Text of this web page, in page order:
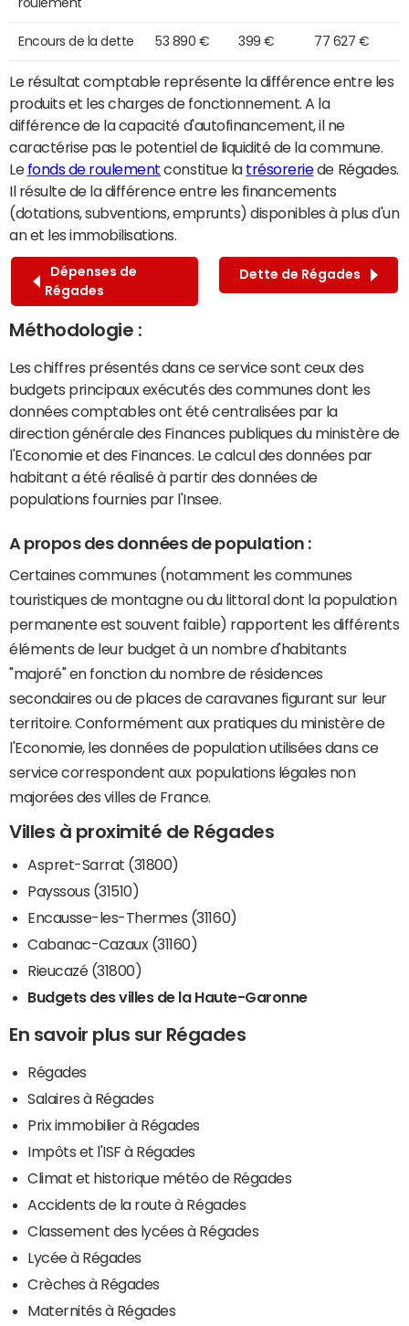
Encours de la dette 53 890 € 399 € 77 627 €
Le résultat comptable représente la différence entre les
produits et les charges de fonctionnement. A la
différence de la capacité d'autofinancement, il ne
caractérise pas le potentiel de liquidité de la commune.
Le fonds de roulement constitue la trésoreriede Régades.
Il résulte de la différence entre les financements
(dotations, subventions, emprunts) disponibles à plus d'un
an et les immobilisations.
Dépenses de
Régades
Dette de Régades
Méthodologie :
Les chiffres présentés dans ce service sont ceux des
budgets principaux exécutés des communes dont les
données comptables ont été centralisées par la
direction générale des Finances publiques du ministère de
l'Economie et des Finances. Le calcul des données par
habitant a été réalisé à partir des données de
populations fournies par l'Insee.
A propos des données de population :
Certaines communes (notamment les communes
touristiques de montagne ou du littoral dont la population
permanente est souvent faible) rapportent les différents
éléments de leur budget à un nombre d'habitants
"majoré" en fonction du nombre de résidences
secondaires ou de places de caravanes figurant sur leur
territoire. Conformément aux pratiques du ministère de
l'Economie, les données de population utilisées dans ce
service correspondent aux populations légales non
majorées des villes de France.
Villes à proximité de Régades
Aspret-Sarrat (31800)
Payssous (31510)
Encausse-les-Thermes (31160)
Cabanac-Cazaux (31160)
Rieucazé (31800)
Budgets des villes de la Haute-Garonne
En savoir plus sur Régades
Régades
Salaires à Régades
Prix immobilier à Régades
Impôts et l'ISF à Régades
Climat et historique météo de Régades
Accidents de la route à Régades
Classement des lycées à Régades
Lycée à Régades
Crèches à Régades
Maternités à Régades